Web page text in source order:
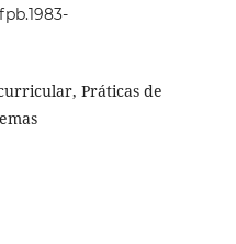
Práticas de